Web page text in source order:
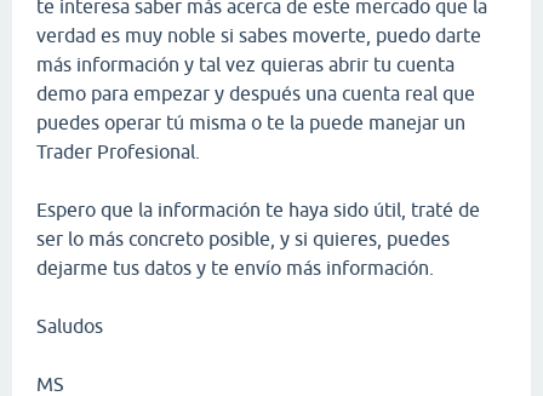
te interesa saber más acerca de este mercado que la
verdad es muy noble si sabes moverte, puedo darte
más información y tal vez quieras abrir tu cuenta
demo para empezar y después una cuenta real que
puedes operar tú misma o te la puede manejar un
Trader Profesional.
Espero que la información te haya sido útil, traté de
ser lo más concreto posible, y si quieres, puedes
dejarme tus datos y te envío más información.
Saludos
MS